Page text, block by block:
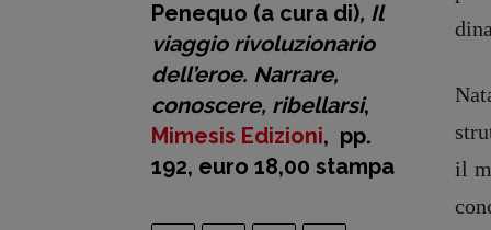
Penequo (a cura di), Il
viaggio rivoluzionario
dell’eroe. Narrare,
conoscere, ribellarsi,
Mimesis Edizioni, pp.
192, euro 18,00 stampa
il